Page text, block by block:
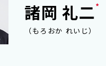
諸岡 礼二*
（もろおか れいじ）